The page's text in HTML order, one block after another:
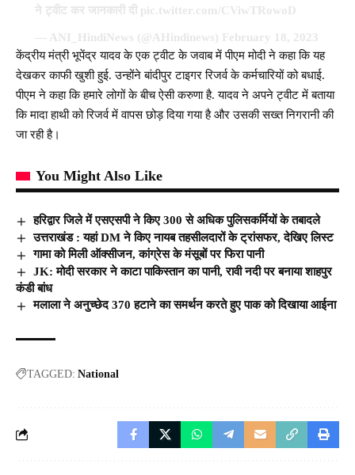
ने ट्वीट कर जानकारी दी pic.twitter.com/CViwTRowoD
— ANI_HindiNews (@AHindinews) February 18, 2023
केंद्रीय मंत्री भूपेंद्र यादव के एक ट्वीट के जवाब में पीएम मोदी ने कहा कि यह
देखकर काफी खुशी हुई. उन्होंने बांदीपुर टाइगर रिजर्व के कर्मचारियों को बधाई.
पीएम ने कहा कि हमारे लोगों के बीच ऐसी करुणा है. यादव ने अपने ट्वीट में बताया
कि मादा हाथी को रिजर्व में वापस छोड़ दिया गया है और उसकी सख्त निगरानी की
जा रही है।
You Might Also Like
हरिद्वार जिले में एसएसपी ने किए 300 से अधिक पुलिसकर्मियों के तबादले
उत्तराखंड : यहां DM ने किए नायब तहसीलदारों के ट्रांसफर, देखिए लिस्ट
गामा को मिली ऑक्सीजन, कांग्रेस के मंसूबों पर फिरा पानी
JK: मोदी सरकार ने काटा पाकिस्तान का पानी, रावी नदी पर बनाया शाहपुर
कंडी बांध
मलाला ने अनुच्छेद 370 हटाने का समर्थन करते हुए पाक को दिखाया आईना
TAGGED: National